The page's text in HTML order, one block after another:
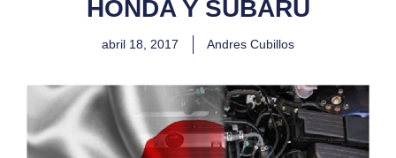
HONDA Y SUBARU
abril 18, 2017 Andres Cubillos